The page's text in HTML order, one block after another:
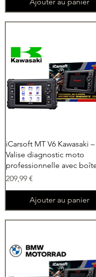
Aperçu rapide
iCarsoft MT V6 Kawasaki –
Valise diagnostic moto
professionnelle avec
Prix
209,99 €
Ajouter au panier